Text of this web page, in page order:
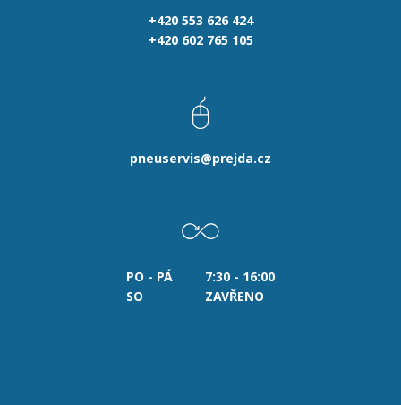
+420 553 626 424
+420 602 765 105
pneuservis@prejda.cz
PO - PÁ
7:30 - 16:00
SO
ZAVŘENO